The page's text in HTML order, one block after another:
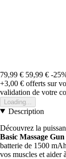
79,99 € 59,99 € -
+3,00 € offerts sur
validation de votre
Loading...
Description
Découvrez la
Basic Massage Gun
batterie de 1500
vos muscles et aider